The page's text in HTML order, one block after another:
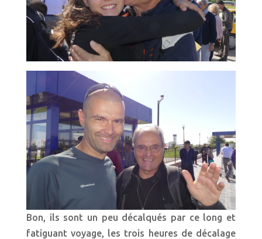
Bon, ils sont un peu décalqués par ce long et
fatiguant voyage, les trois heures de décalage